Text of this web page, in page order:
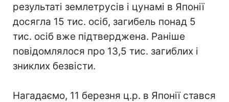
результаті землетрусів і цунамі в Японії
досягла 15 тис. осіб, загибель понад 5
тис. осіб вже підтверджена. Раніше
повідомлялося про 13,5 тис. загиблих і
зниклих безвісти.
Нагадаємо, 11 березня ц.р. в Японії стався